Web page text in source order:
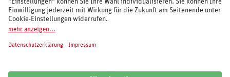
© 2026 REWE Reisen